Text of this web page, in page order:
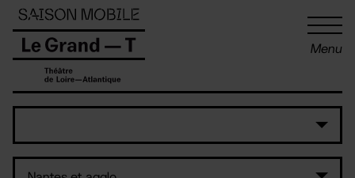
Menu
Panneau de gestion des cookies